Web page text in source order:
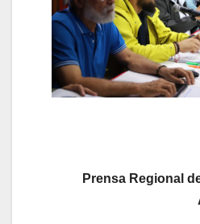
Prensa Regional